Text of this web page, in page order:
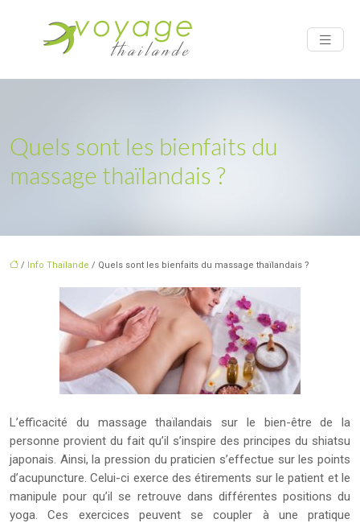
Quels sont les bienfaits du
massage thaïlandais ?
/ Info Thaïlande / Quels sont les bienfaits du massage thaïlandais ?
L’efficacité du massage thaïlandais sur le bien-être de la
personne provient du fait qu’il s’inspire des principes du shiatsu
japonais. Ainsi, la pression du praticien s’effectue sur les points
d’acupuncture. Celui-ci exerce des étirements sur le patient et le
manipule pour qu’il se retrouve dans différentes positions du
yoga. Ces exercices peuvent se coupler à une pratique